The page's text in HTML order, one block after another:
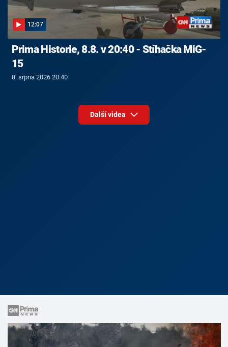
12:07
Prima Historie, 8.8. v 20:40 - Stíhačka MiG-
15
8. srpna 2026 20:40
Další videa